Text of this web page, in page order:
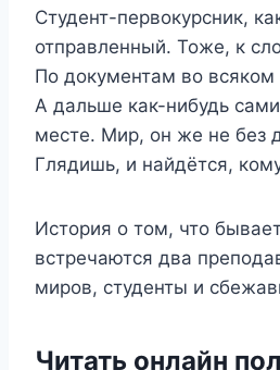
Студент-первокурсник,
отправленный. Тоже, к
По документам во всяком
А дальше как-нибудь
месте. Мир, он же не без
Глядишь, и найдётся,
История о том, что
встречаются два
миров, студенты и
Читать онлайн